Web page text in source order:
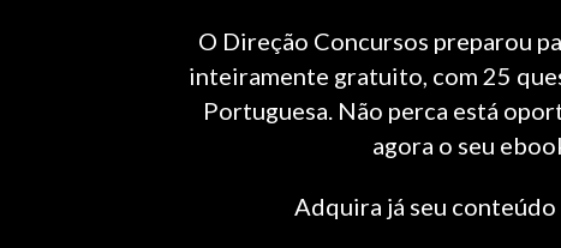
O Direção Concursos preparou
inteiramente gratuito, com 25
Portuguesa. Não perca está
agora o seu
Adquira já seu